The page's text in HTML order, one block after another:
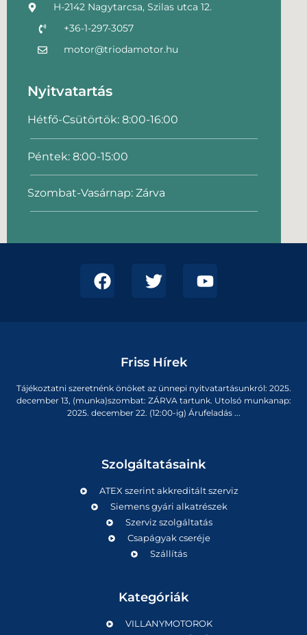
H-2142 Nagytarcsa, Szilas utca 12.
+36-1-297-3057
motor@triodamotor.hu
Nyitvatartás
Hétfő-Csütörtök: 8:00-16:00
Péntek: 8:00-15:00
Szombat-Vasárnap: Zárva
Friss Hírek
Tájékoztatni szeretnénk önöket az ünnepi nyitvatartásunkról: 2025.
december 13, (munka)szombat: ZÁRVA tartunk. Utolsó munkanap:
2025. december 22. (12:00-ig) Árufeladás ...
Szolgáltatásaink
ATEX szerint akkreditált szerviz
Siemens gyári alkatrészek
Szerviz szolgáltatás
Csapágyak cseréje
Szállítás
Kategóriák
VILLANYMOTOROK